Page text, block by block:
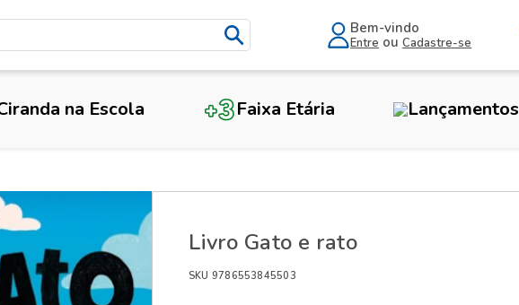
Bem-vindo
Entre ouCadastre-se
na Escola Faixa Etária Lançamentos
Livro Gato e rato
SKU 9786553845503
X